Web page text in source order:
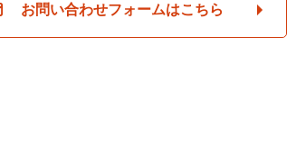
お問い合わせフォームはこちら